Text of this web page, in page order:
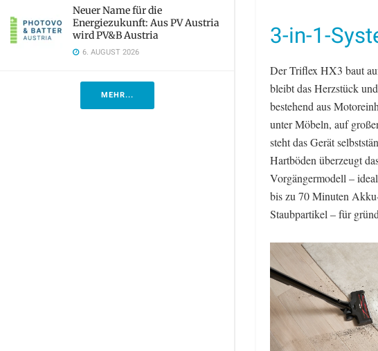
Neuer Name für die
Energiezukunft: Aus PV Austria
wird PV&B Austria
6. AUGUST 2026
MEHR...
3-in-1-
Der Triflex HX3 baut
bleibt das Herzstück
bestehend aus
unter Möbeln, auf
steht das Gerät
Hartböden überzeugt
Vorgängermodell –
bis zu 70 Minuten
Staubpartikel – für